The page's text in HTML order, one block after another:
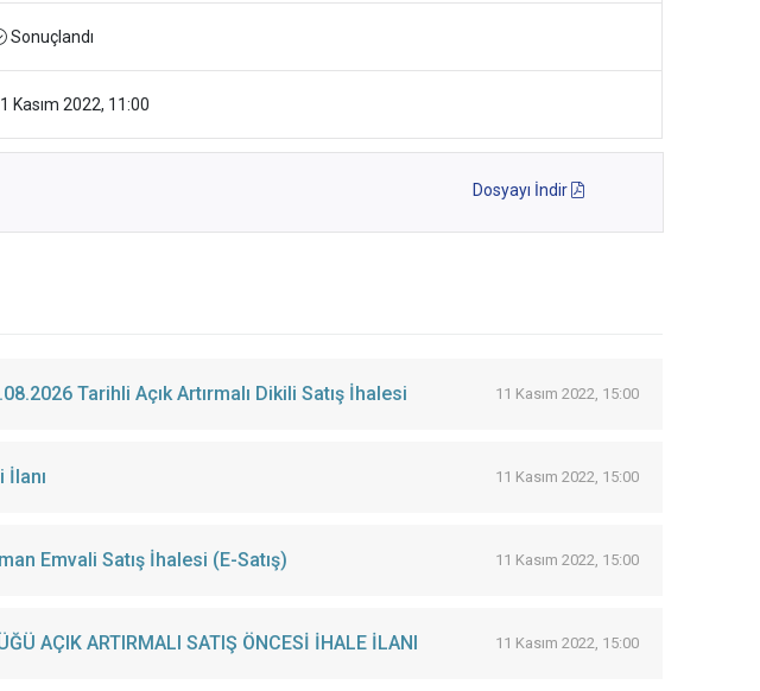
Sonuçlandı
Kasım 2022, 11:00
Dosyayı İndir
Tarihli Açık Artırmalı Dikili Satış İhalesi 11 Kasım 2022, 15:00
İlanı 11 Kasım 2022, 15:00
Emvali Satış İhalesi (E-Satış) 11 Kasım 2022, 15:00
AÇIK ARTIRMALI SATIŞ ÖNCESİ İHALE İLANI 11 Kasım 2022, 15:00